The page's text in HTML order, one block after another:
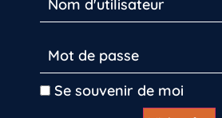
Se souvenir de moi